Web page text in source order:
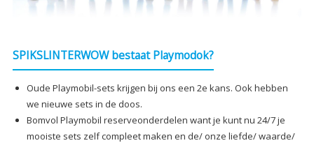
SPIKSLINTERWOW bestaat Playmodok?
Oude Playmobil-sets krijgen bij ons een 2e kans. Ook hebben
we nieuwe sets in de doos.
Bomvol Playmobil reserveonderdelen want je kunt nu 24/7 je
mooiste sets zelf compleet maken en de/ onze liefde/ waarde/